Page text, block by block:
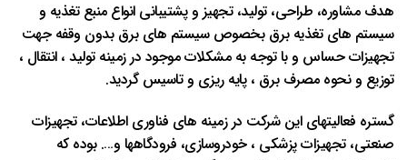
هدف مشاوره، طراحی، تولید، تجهیز و پشتیبانی انواع منبع تغذیه و
سیستم های تغذیه برق بخصوص سیستم های برق بدون وقفه جهت
تجهیزات حساس و با توجه به مشکلات موجود در زمینه تولید ، انتقال ،
توزیع و نحوه مصرف برق ، پایه ریزی و تاسیس گردید.
گستره فعالیتهای این شرکت در زمینه های فناوری اطلاعات، تجهیزات
صنعتی، تجهیزات پزشکی ، خودروسازی، فرودگاهها و…. بوده که